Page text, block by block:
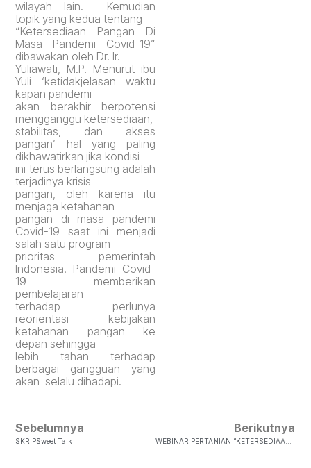
wilayah lain. Kemudian
topik yang kedua tentang
“Ketersediaan Pangan Di
Masa Pandemi Covid-19”
dibawakan oleh Dr. Ir.
Yuliawati, M.P. Menurut ibu
Yuli ‘ketidakjelasan waktu
kapan pandemi
akan berakhir berpotensi
mengganggu ketersediaan,
stabilitas, dan akses
pangan’ hal yang paling
dikhawatirkan jika kondisi
ini terus berlangsung adalah
terjadinya krisis
pangan, oleh karena itu
menjaga ketahanan
pangan di masa pandemi
Covid-19 saat ini menjadi
salah satu program
prioritas pemerintah
Indonesia. Pandemi Covid-
19 memberikan
pembelajaran
terhadap perlunya
reorientasi kebijakan
ketahanan pangan ke
depan sehingga
lebih tahan terhadap
berbagai gangguan yang
akan selalu dihadapi.
Sebelumnya
SKRIPSweet Talk
Berikutnya
WEBINAR PERTANIAN “KETERSEDIAAN PANGAN DI MASA PANDEMI COVID-19”